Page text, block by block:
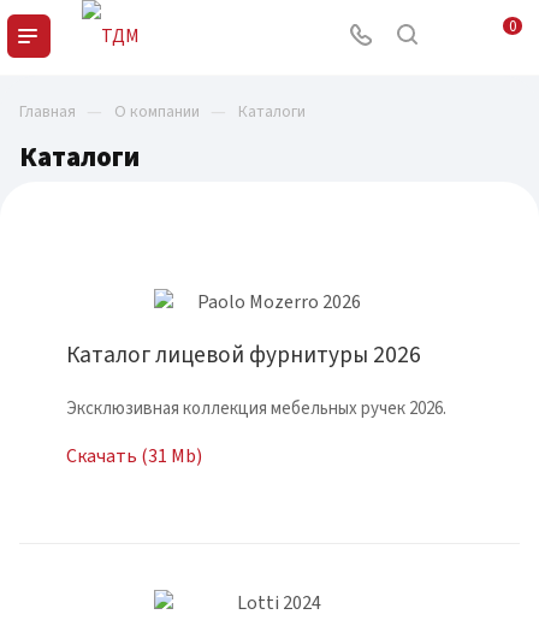
0
Главная — О компании — Каталоги
Каталоги
Каталог лицевой фурнитуры 2026
Эксклюзивная коллекция мебельных ручек 2026.
Скачать (31 Mb)